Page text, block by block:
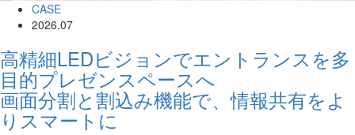
CASE
2026.07
高精細LEDビジョンでエントランスを多
目的プレゼンスペースへ
画面分割と割込み機能で、情報共有をよ
りスマートに